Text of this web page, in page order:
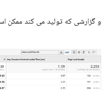
و گزارشی که تولید می کند ممکن